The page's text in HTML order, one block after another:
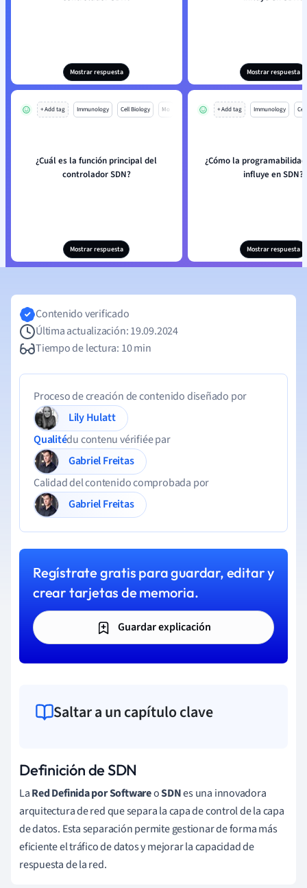
Mostrar respuesta Mostrar respuesta
+ Add tag Immunology Cell Biology Mo
¿Cuál es la función principal del
controlador SDN?
Mostrar respuesta
+ Add tag Immunology
¿Cómo la
influye en SDN?
Mostrar respuesta
Contenido verificado
Última actualización: 19.09.2024
Tiempo de lectura: 10 min
Proceso de creación de contenido diseñado por
Lily Hulatt
Qualitédu contenu vérifiée par
Gabriel Freitas
Calidad del contenido comprobada por
Gabriel Freitas
Regístrate gratis para guardar, editar y
crear tarjetas de memoria.
Guardar explicación
Saltar a un capítulo clave
Definición de SDN
LaRed Definida por SoftwareoSDNes una innovadora
arquitectura de red que separa la capa de control de la capa
de datos. Esta separación permite gestionar de forma más
eficiente el tráfico de datos y mejorar la capacidad de
respuesta de la red.